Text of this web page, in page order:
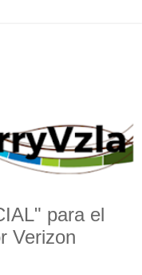
para el
Verizon